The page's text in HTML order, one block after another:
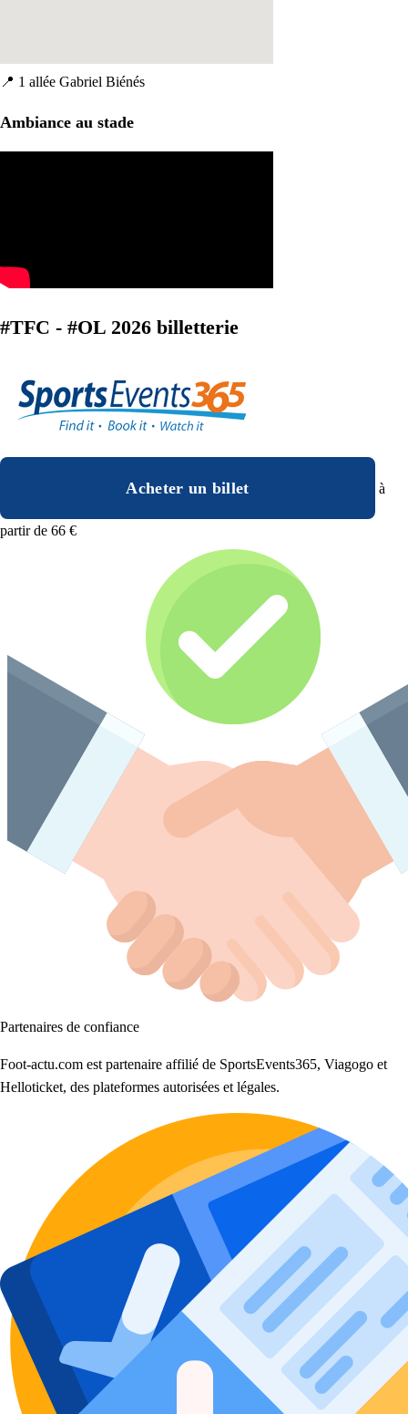
📍 1 allée Gabriel Biénés
Ambiance au stade
#TFC - #OL 2026 billetterie
Acheter un billet à
partir de 66 €
Partenaires de confiance
Foot-actu.com est partenaire affilié de SportsEvents365, Viagogo et
Helloticket, des plateformes autorisées et légales.